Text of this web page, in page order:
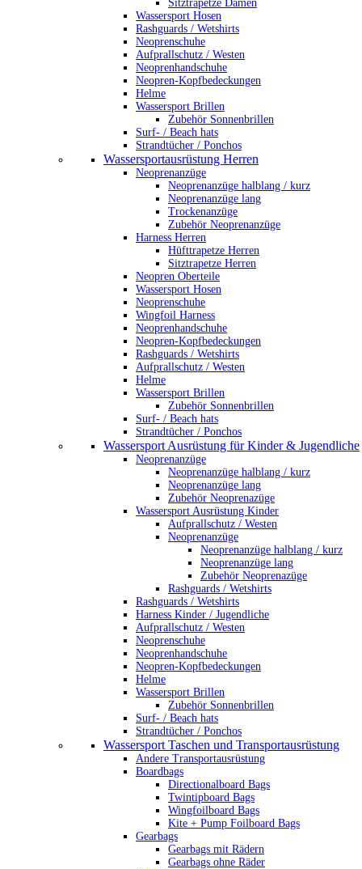
Sitztrapetze Damen
Wassersport Hosen
Rashguards / Wetshirts
Neoprenschuhe
Aufprallschutz / Westen
Neoprenhandschuhe
Neopren-Kopfbedeckungen
Helme
Wassersport Brillen
Zubehör Sonnenbrillen
Surf- / Beach hats
Strandtücher / Ponchos
Wassersportausrüstung Herren
Neoprenanzüge
Neoprenanzüge halblang / kurz
Neoprenanzüge lang
Trockenanzüge
Zubehör Neoprenanzüge
Harness Herren
Hüfttrapetze Herren
Sitztrapetze Herren
Neopren Oberteile
Wassersport Hosen
Neoprenschuhe
Wingfoil Harness
Neoprenhandschuhe
Neopren-Kopfbedeckungen
Rashguards / Wetshirts
Aufprallschutz / Westen
Helme
Wassersport Brillen
Zubehör Sonnenbrillen
Surf- / Beach hats
Strandtücher / Ponchos
Wassersport Ausrüstung für Kinder & Jugendliche
Neoprenanzüge
Neoprenanzüge halblang / kurz
Neoprenanzüge lang
Zubehör Neoprenazüge
Wassersport Ausrüstung Kinder
Aufprallschutz / Westen
Neoprenanzüge
Neoprenanzüge halblang / kurz
Neoprenanzüge lang
Zubehör Neoprenazüge
Rashguards / Wetshirts
Rashguards / Wetshirts
Harness Kinder / Jugendliche
Aufprallschutz / Westen
Neoprenschuhe
Neoprenhandschuhe
Neopren-Kopfbedeckungen
Helme
Wassersport Brillen
Zubehör Sonnenbrillen
Surf- / Beach hats
Strandtücher / Ponchos
Wassersport Taschen und Transportausrüstung
Andere Transportausrüstung
Boardbags
Directionalboard Bags
Twintipboard Bags
Wingfoilboard Bags
Kite + Pump Foilboard Bags
Gearbags
Gearbags mit Rädern
Gearbags ohne Räder